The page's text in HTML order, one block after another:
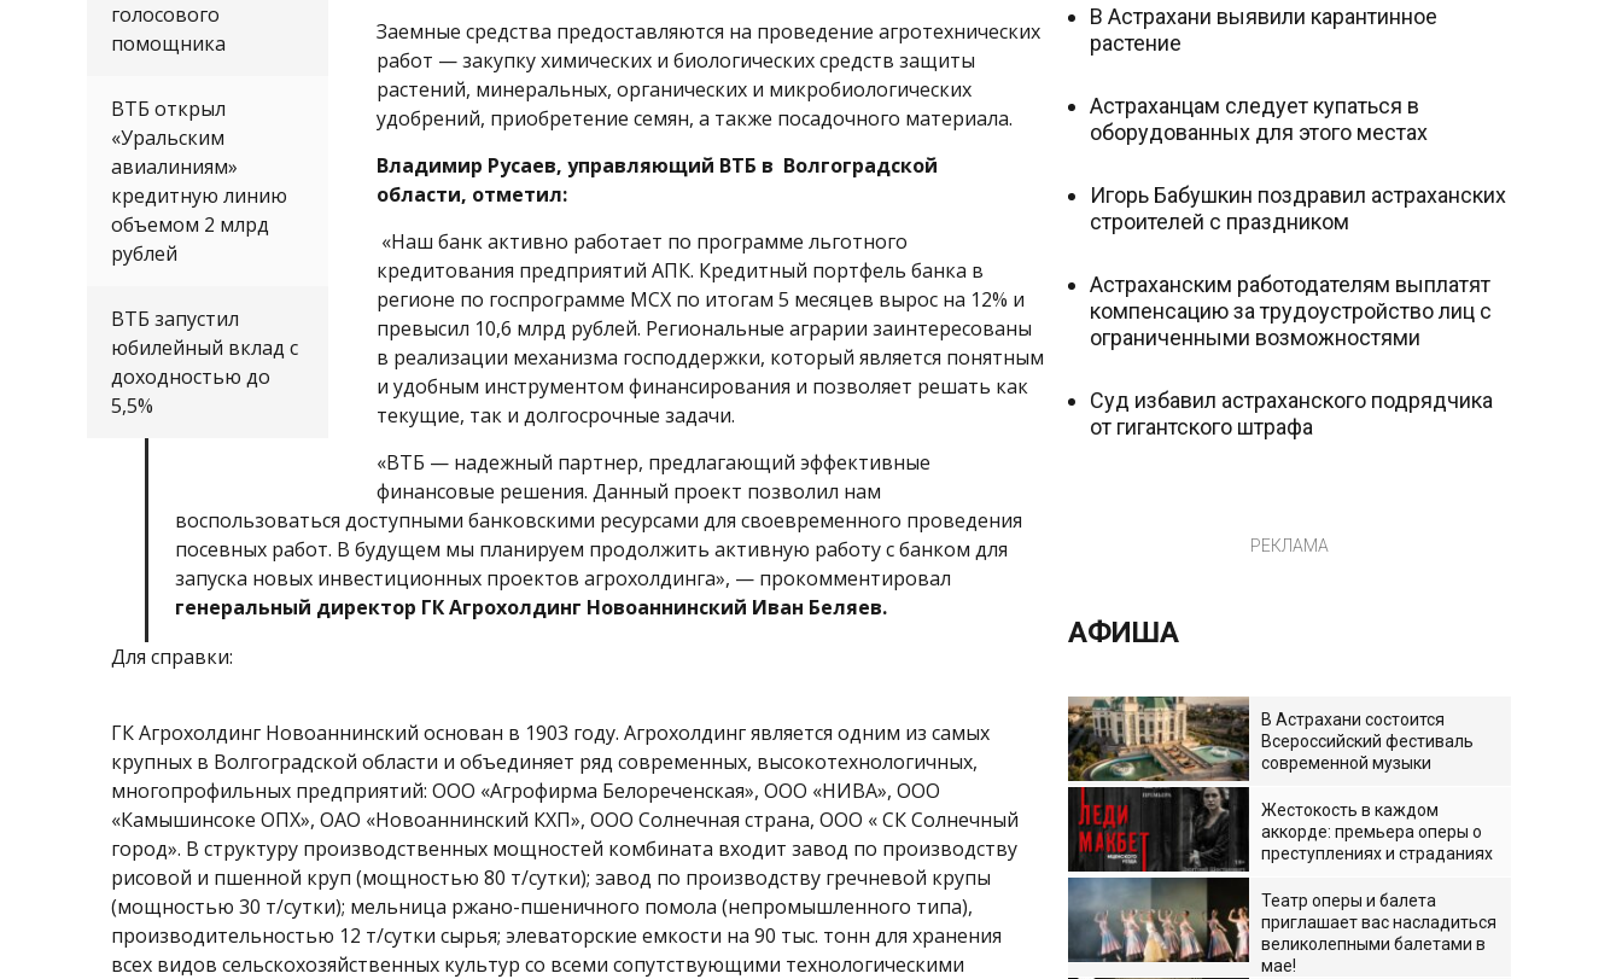
голосового
помощника
ВТБ открыл
«Уральским
авиалиниям»
кредитную линию
объемом 2 млрд
рублей
ВТБ запустил
юбилейный вклад с
доходностью до
5,5%
Заемные средства предоставляются на проведение агротехнических
работ — закупку химических и биологических средств защиты
растений, минеральных, органических и микробиологических
удобрений, приобретение семян, а также посадочного материала.
Владимир Русаев, управляющий ВТБ в Волгоградской
области, отметил:
«Наш банк активно работает по программе льготного
кредитования предприятий АПК. Кредитный портфель банка в
регионе по госпрограмме МСХ по итогам 5 месяцев вырос на 12% и
превысил 10,6 млрд рублей. Региональные аграрии заинтересованы
в реализации механизма господдержки, который является понятным
и удобным инструментом финансирования и позволяет решать как
текущие, так и долгосрочные задачи.
«ВТБ — надежный партнер, предлагающий эффективные
финансовые решения. Данный проект позволил нам
воспользоваться доступными банковскими ресурсами для своевременного проведения
посевных работ. В будущем мы планируем продолжить активную работу с банком для
запуска новых инвестиционных проектов агрохолдинга», — прокомментировал
генеральный директор ГК Агрохолдинг Новоаннинский Иван Беляев.
Для справки:
ГК Агрохолдинг Новоаннинский основан в 1903 году. Агрохолдинг является одним из самых
крупных в Волгоградской области и объединяет ряд современных, высокотехнологичных,
многопрофильных предприятий: ООО «Агрофирма Белореченская», ООО «НИВА», ООО
«Камышинсоке ОПХ», ОАО «Новоаннинский КХП», ООО Солнечная страна, ООО « СК Солнечный
город». В структуру производственных мощностей комбината входит завод по производству
рисовой и пшенной круп (мощностью 80 т/сутки); завод по производству гречневой крупы
(мощностью 30 т/сутки); мельница ржано-пшеничного помола (непромышленного типа),
производительностью 12 т/сутки сырья; элеваторские емкости на 90 тыс. тонн для хранения
всех видов сельскохозяйственных культур со всеми сопутствующими технологическими
В Астрахани выявили карантинное
растение
Астраханцам следует купаться в
оборудованных для этого местах
Игорь Бабушкин поздравил астраханских
строителей с праздником
Астраханским работодателям выплатят
компенсацию за трудоустройство лиц с
ограниченными возможностями
Суд избавил астраханского подрядчика
от гигантского штрафа
РЕКЛАМА
АФИША
В Астрахани состоится
Всероссийский фестиваль
современной музыки
Жестокость в каждом
аккорде: премьера оперы о
преступлениях и страданиях
Театр оперы и балета
приглашает вас насладиться
великолепными балетами в
мае!